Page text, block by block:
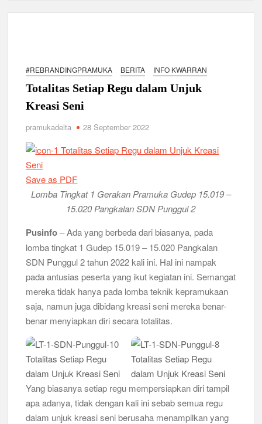
Relevansi Pemikiran Baden-Powell dalam Pembinaan
Generasi Muda di Era Digital
Semangat “Cerdas, Ceria, Cekatan” Warnai Pesta Siaga
Kwarran Sukodono Tahun 2026
Berkarakter, Berprestasi, Berbudi Luhur : Lomba Tingkat I
Gudep 14.077-14.078 Pangkalan SDN Sidodadi 1 Taman
Cetak Generasi Tangguh
Pramuka SMKN 1 Jabon Tempa Disiplin dan Kepedulian
Gemuruh Semangat di Pangkalan SMP YPM 1 Taman: Saat
Kompetisi Mencetak Karakter dan Merajut Generasi di PSCC
Perkuat Kepemimpinan dan Demokrasi, Kwarran Jabon Gelar
Dianpinsa serta Musppanitera 2026
Bukan Cuma Kemah! Pramuka SMK YPM 3 Taman Adopsi
Kwarran Porong Gembleng Penegak Pramuka Lewat Pelatihan
Tumbuhkan Ceria dan Karakter Sejak Dini, 704 Pramuka
Siaga Ramaikan Pesta Siaga Kwarran Prambon 2026
#REBRANDINGPRAMUKA BERITA INFO KWARRAN
Totalitas Setiap Regu dalam Unjuk
Kreasi Seni
pramukadelta 28 September 2022
Save as PDF
Lomba Tingkat 1 Gerakan Pramuka Gudep 15.019 –
15.020 Pangkalan SDN Punggul 2
Pusinfo– Ada yang berbeda dari biasanya, pada
lomba tingkat 1 Gudep 15.019 – 15.020 Pangkalan
SDN Punggul 2 tahun 2022 kali ini. Hal ini nampak
pada antusias peserta yang ikut kegiatan ini. Semangat
mereka tidak hanya pada lomba teknik kepramukaan
saja, namun juga dibidang kreasi seni mereka benar-
benar menyiapkan diri secara totalitas.
Yang biasanya setiap regu mempersiapkan diri tampil
apa adanya, tidak dengan kali ini sebab semua regu
dalam unjuk kreasi seni berusaha menampilkan yang